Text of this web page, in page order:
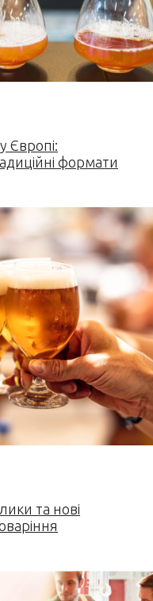
Європі:
формати
та нові